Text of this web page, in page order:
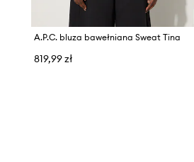
A.P.C. bluza bawełniana Sweat Tina
819,99 zł